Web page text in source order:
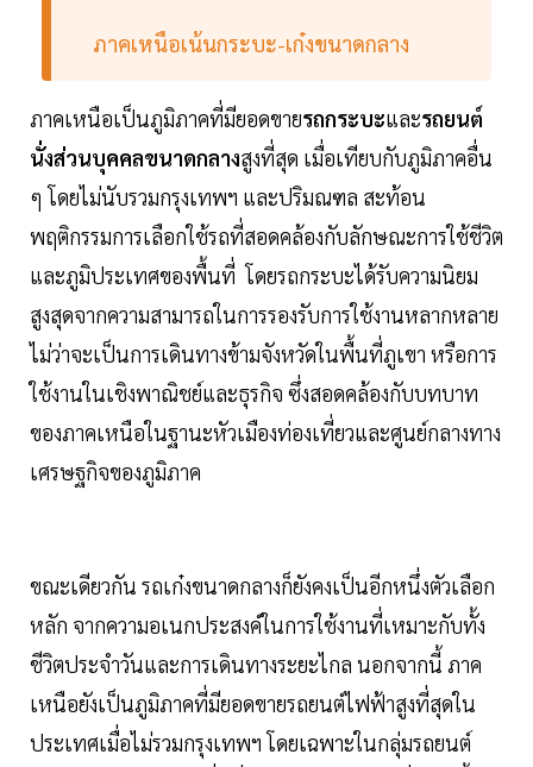
ภาคเหนือเน้นกระบะ-เก๋งขนาดกลาง
ภาคเหนือเป็นภูมิภาคที่มียอดขายรถกระบะและรถยนต์
นั่งส่วนบุคคลขนาดกลางสูงที่สุด เมื่อเทียบกับภูมิภาคอื่น
ๆ โดยไม่นับรวมกรุงเทพฯ และปริมณฑล สะท้อน
พฤติกรรมการเลือกใช้รถที่สอดคล้องกับลักษณะการใช้ชีวิต
และภูมิประเทศของพื้นที่ โดยรถกระบะได้รับความนิยม
สูงสุดจากความสามารถในการรองรับการใช้งานหลากหลาย
ไม่ว่าจะเป็นการเดินทางข้ามจังหวัดในพื้นที่ภูเขา หรือการ
ใช้งานในเชิงพาณิชย์และธุรกิจ ซึ่งสอดคล้องกับบทบาท
ของภาคเหนือในฐานะหัวเมืองท่องเที่ยวและศูนย์กลางทาง
เศรษฐกิจของภูมิภาค
ขณะเดียวกัน รถเก๋งขนาดกลางก็ยังคงเป็นอีกหนึ่งตัวเลือก
หลัก จากความอเนกประสงค์ในการใช้งานที่เหมาะกับทั้ง
ชีวิตประจำวันและการเดินทางระยะไกล นอกจากนี้ ภาค
เหนือยังเป็นภูมิภาคที่มียอดขายรถยนต์ไฟฟ้าสูงที่สุดใน
ประเทศเมื่อไม่รวมกรุงเทพฯ โดยเฉพาะในกลุ่มรถยนต์